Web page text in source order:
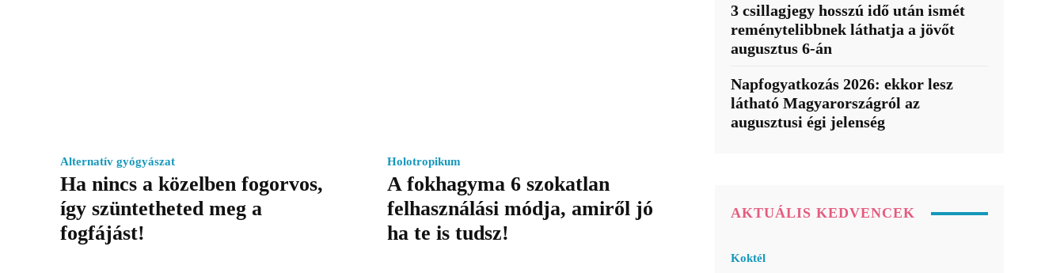
Alternatív gyógyászat
Ha nincs a közelben fogorvos,
így szüntetheted meg a
fogfájást!
Holotropikum
A fokhagyma 6 szokatlan
felhasználási módja, amiről jó
ha te is tudsz!
3 csillagjegy hosszú idő után ismét
reménytelibbnek láthatja a jövőt
augusztus 6-án
Napfogyatkozás 2026: ekkor lesz
látható Magyarországról az
augusztusi égi jelenség
AKTUÁLIS KEDVENCEK
Koktél